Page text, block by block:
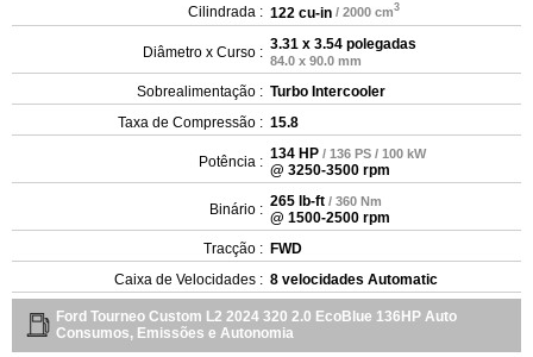
Cilindrada : 122 cu-in / 2000 cm3
Diâmetro x Curso : 3.31 x 3.54 polegadas
84.0 x 90.0 mm
Sobrealimentação : Turbo Intercooler
Taxa de Compressão : 15.8
Potência : 134 HP / 136 PS / 100 kW
@ 3250-3500 rpm
Binário : 265 lb-ft / 360 Nm
@ 1500-2500 rpm
Tracção : FWD
Caixa de Velocidades : 8 velocidades Automatic
Ford Tourneo Custom L2 2024 320 2.0 EcoBlue 136HP Auto
Consumos, Emissões e Autonomia